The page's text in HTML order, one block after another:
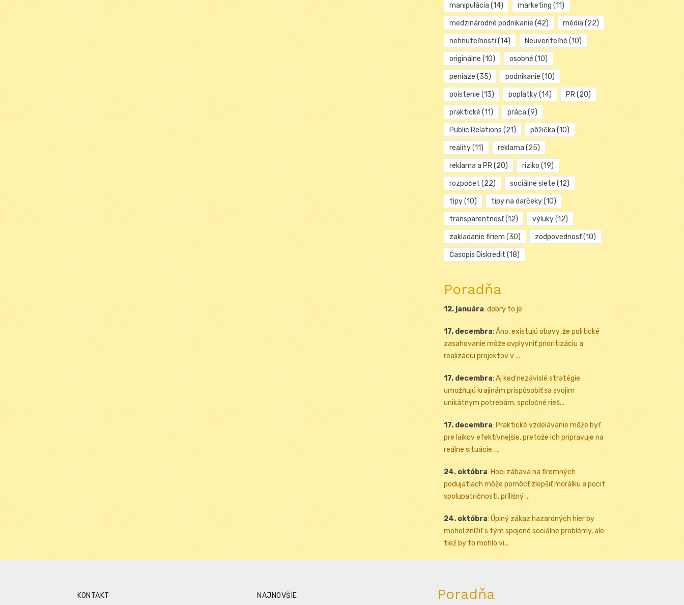
manipulácia (14) marketing (11)
medzinárodné podnikanie (42) média (22)
nehnuteľnosti (14) Neuveriteľné (10)
originálne (10) osobné (10)
peniaze (35) podnikanie (10)
poistenie (13) poplatky(14) PR(20)
praktické (11) práca (9)
Public Relations (21) pôžička (10)
reality(11) reklama (25)
reklama a PR(20) riziko (19)
rozpočet (22) sociálne siete (12)
tipy(10) tipy na darčeky(10)
transparentnosť(12) výluky(12)
zakladanie firiem (30) zodpovednosť(10)
Časopis Diskredit (18)
Poradňa
12. januára: dobry to je
17. decembra: Áno, existujú obavy, že politické
zasahovanie môže ovplyvniť prioritizáciu a
realizáciu projektov v ...
17. decembra: Aj keď nezávislé stratégie
umožňujú krajinám prispôsobiť sa svojim
unikátnym potrebám, spoločné rieš...
17. decembra: Praktické vzdelávanie môže byť
pre laikov efektívnejšie, pretože ich pripravuje na
reálne situácie, ...
24. októbra: Hoci zábava na firemných
podujatiach môže pomôcť zlepšiť morálku a pocit
spolupatričnosti, prílišný ...
24. októbra: Úplný zákaz hazardných hier by
mohol znížiť s tým spojené sociálne problémy, ale
tiež by to mohlo vi...
KONTAKT NAJNOVŠIE Poradňa